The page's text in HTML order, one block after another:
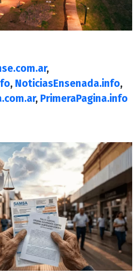
,
, NoticiasEnsenada.info,
, PrimeraPagina.info